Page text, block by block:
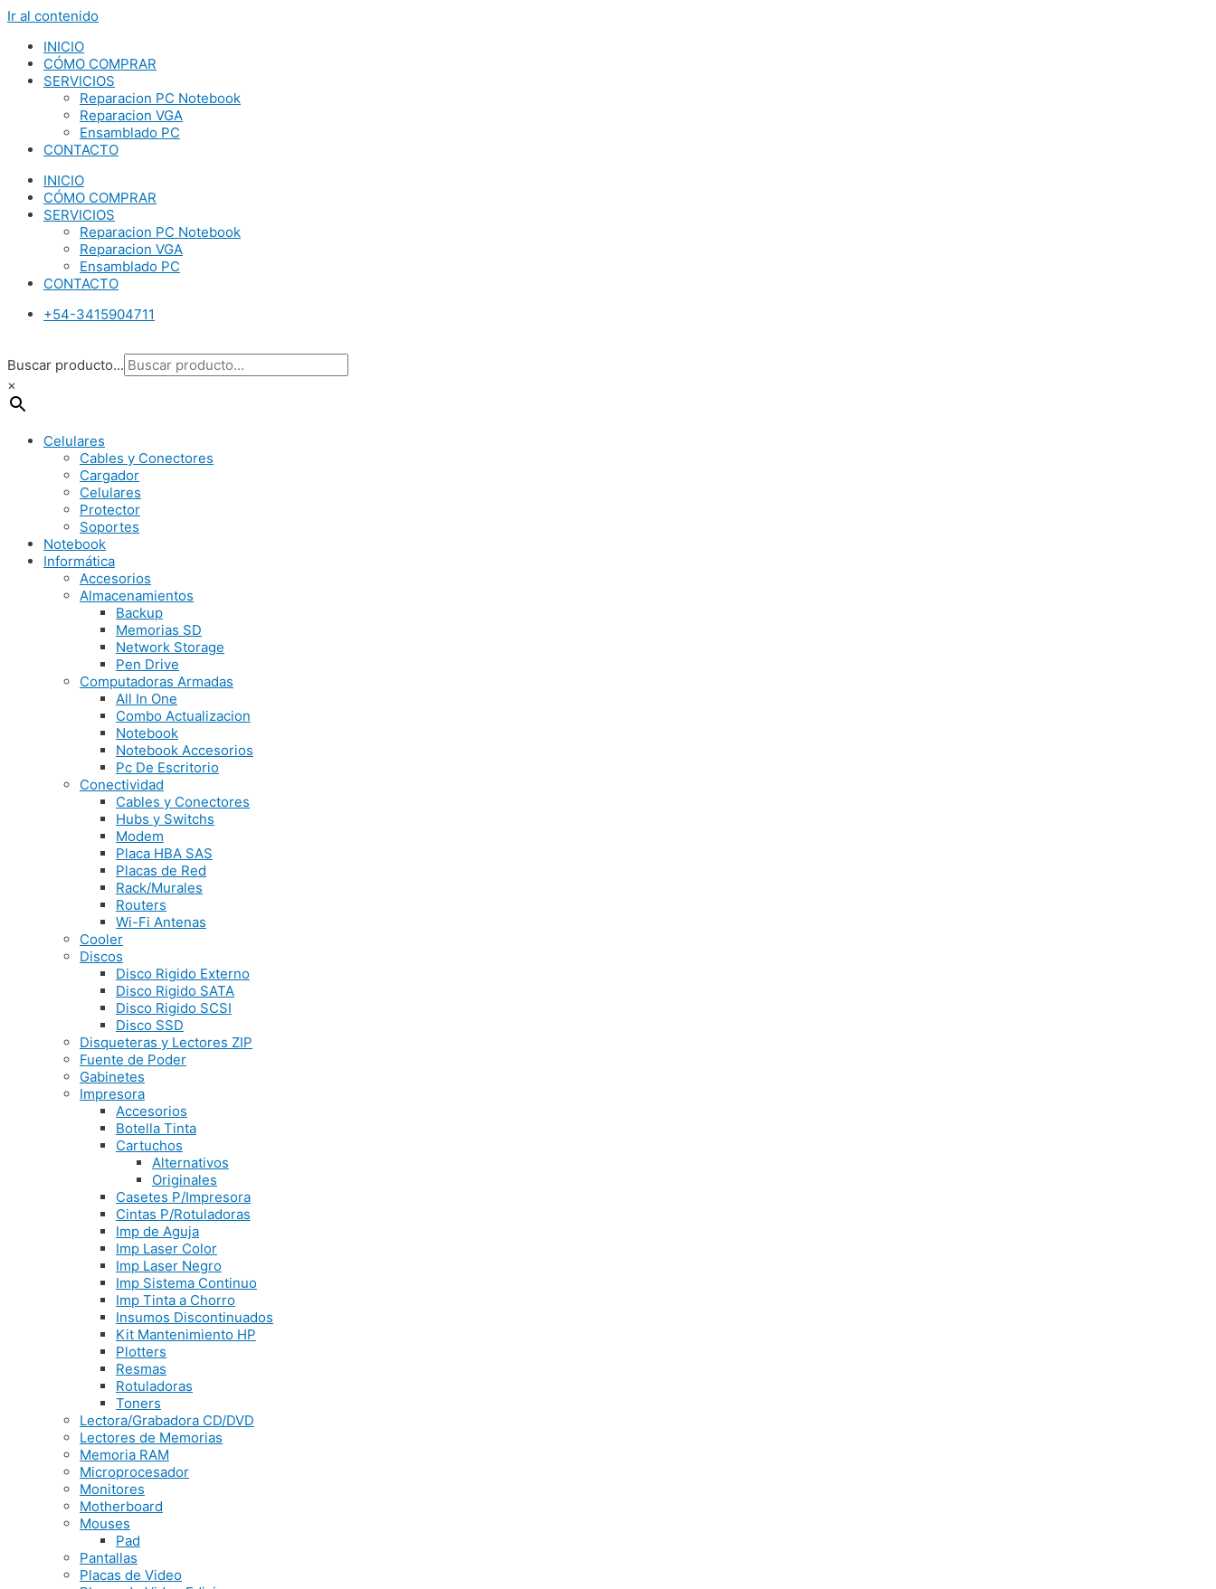
Ir al contenido
INICIO
CÓMO COMPRAR
SERVICIOS
Reparacion PC Notebook
Reparacion VGA
Ensamblado PC
CONTACTO
INICIO
CÓMO COMPRAR
SERVICIOS
Reparacion PC Notebook
Reparacion VGA
Ensamblado PC
CONTACTO
+54-3415904711
Buscar producto...
×
Celulares
Cables y Conectores
Cargador
Celulares
Protector
Soportes
Notebook
Informática
Accesorios
Almacenamientos
Backup
Memorias SD
Network Storage
Pen Drive
Computadoras Armadas
All In One
Combo Actualizacion
Notebook
Notebook Accesorios
Pc De Escritorio
Conectividad
Cables y Conectores
Hubs y Switchs
Modem
Placa HBA SAS
Placas de Red
Rack/Murales
Routers
Wi-Fi Antenas
Cooler
Discos
Disco Rigido Externo
Disco Rigido SATA
Disco Rigido SCSI
Disco SSD
Disqueteras y Lectores ZIP
Fuente de Poder
Gabinetes
Impresora
Accesorios
Botella Tinta
Cartuchos
Alternativos
Originales
Casetes P/Impresora
Cintas P/Rotuladoras
Imp de Aguja
Imp Laser Color
Imp Laser Negro
Imp Sistema Continuo
Imp Tinta a Chorro
Insumos Discontinuados
Kit Mantenimiento HP
Plotters
Resmas
Rotuladoras
Toners
Lectora/Grabadora CD/DVD
Lectores de Memorias
Memoria RAM
Microprocesador
Monitores
Motherboard
Mouses
Pad
Pantallas
Placas de Video